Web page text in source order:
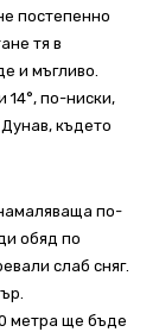
постепенно
тя в
и мъгливо.
по-ниски,
където
по-
обяд по
слаб сняг.
метра ще бъде